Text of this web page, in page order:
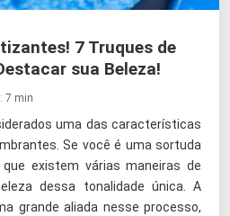
7 Truques de
sua Beleza!
7 min
uma das características
Se você é uma sortuda
existem várias maneiras de
dessa tonalidade única. A
grande aliada nesse processo,